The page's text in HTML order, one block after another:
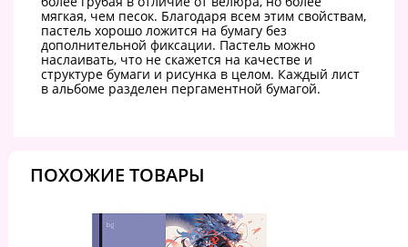
мягкая, чем песок. Благодаря всем этим свойствам,
пастель хорошо ложится на бумагу без
дополнительной фиксации. Пастель можно
наслаивать, что не скажется на качестве и
структуре бумаги и рисунка в целом. Каждый лист
в альбоме разделен пергаментной бумагой.
ПОХОЖИЕ ТОВАРЫ